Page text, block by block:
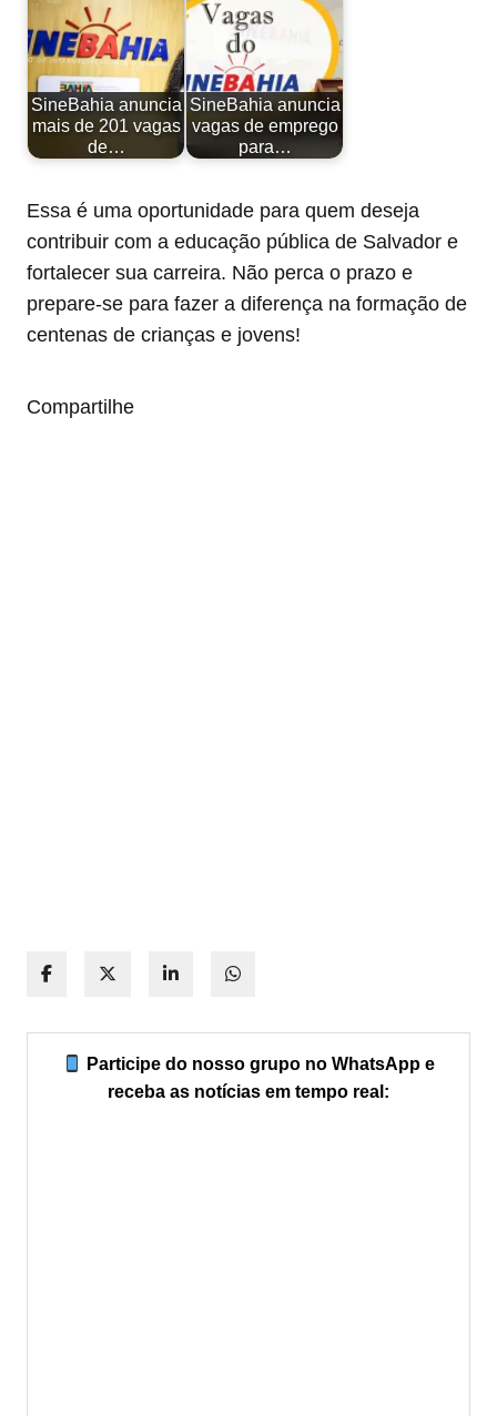
SineBahia anuncia
mais de 201 vagas
de…
SineBahia anuncia
vagas de emprego
para…
Essa é uma oportunidade para quem deseja
contribuir com a educação pública de Salvador e
fortalecer sua carreira. Não perca o prazo e
prepare-se para fazer a diferença na formação de
centenas de crianças e jovens!
Compartilhe
Participe do nosso grupo no WhatsApp e
receba as notícias em tempo real: